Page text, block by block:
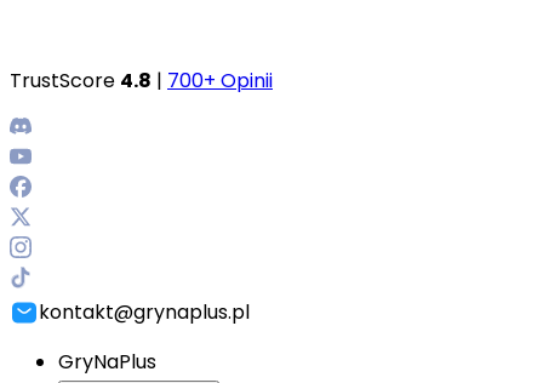
TrustScore 4.8 | 700+ Opinii
kontakt@grynaplus.pl
GryNaPlus